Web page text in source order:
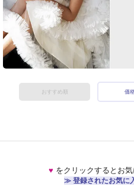
おすすめ順 価
♥ をクリックするとお気
≫ 登録されたお気に